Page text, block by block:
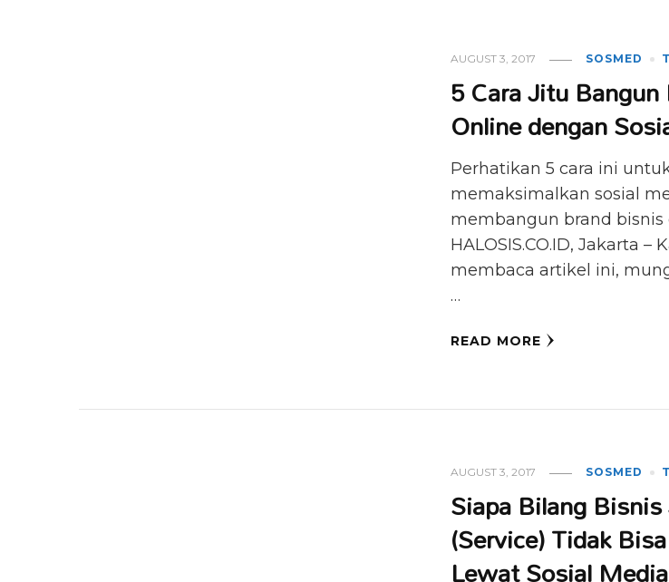
AUGUST 3, 2017 SOSMED
5 Cara Jitu
Online dengan
Perhatikan 5 cara ini
memaksimalkan sosial
membangun brand bisnis
HALOSIS.CO.ID, Jakarta –
membaca artikel ini,
…
READ MORE
AUGUST 3, 2017 SOSMED
Siapa Bilang
(Service) Tidak